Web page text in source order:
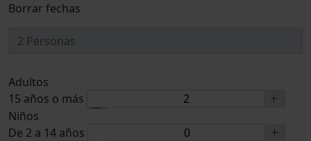
Borrar fechas
Adultos
15 años o más
Niños
De 2 a 14 años